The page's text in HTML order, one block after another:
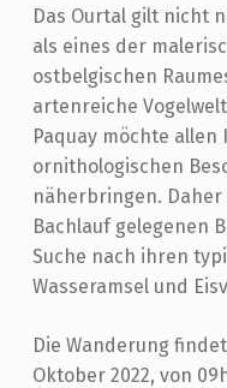
A
L
D
E
R
O
U
R
Das Ourtal gilt nicht
als eines der
ostbelgischen
artenreiche
Paquay möchte
ornithologischen
näherbringen.
Bachlauf gelegenen
Suche nach ihren
Wasseramsel und
Die Wanderung
Oktober 2022, von